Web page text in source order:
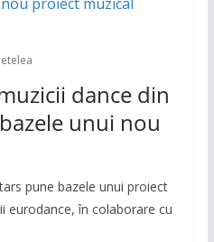
dance din
unui nou
pune bazele unui proiect
eurodance, în colaborare cu